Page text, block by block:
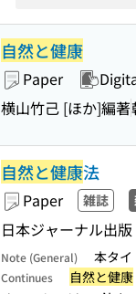
自然と健康
Paper
横山竹己 [ほか]編著
自然と健康法
Paper 雑誌
日本ジャーナル出
Note (General) 本タイ
Continues 自然と健康